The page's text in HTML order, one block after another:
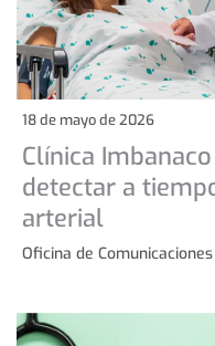
18 de mayo de 2026
Clínica
detectar a
arterial
Oficina de